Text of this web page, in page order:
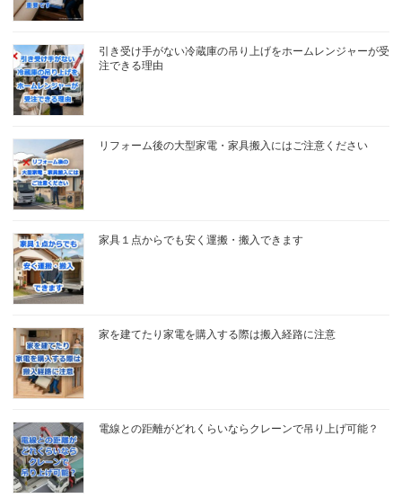
引き受け手がない冷蔵庫の吊り上げをホームレンジャーが受
注できる理由
リフォーム後の大型家電・家具搬入にはご注意ください
家具１点からでも安く運搬・搬入できます
家を建てたり家電を購入する際は搬入経路に注意
電線との距離がどれくらいならクレーンで吊り上げ可能？